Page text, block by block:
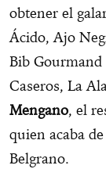
obtener el
Ácido, Ajo
Bib
Caseros, La
Mengano, el
quien acaba
Belgrano.